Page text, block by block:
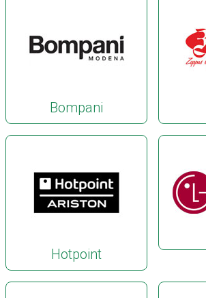
Bompani
Hotpoint